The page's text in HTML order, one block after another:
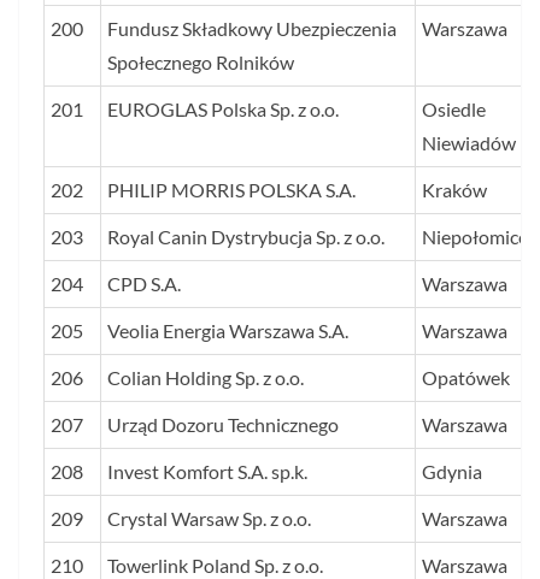
200
Fundusz Składkowy Ubezpieczenia
Społecznego Rolników
Warszawa
201 EUROGLAS Polska Sp. z o.o.
Osiedle
Niewiadów
202 PHILIP MORRIS POLSKA S.A. Kraków
203 Royal Canin Dystrybucja Sp. z o.o. Niepołomice
204 CPD S.A. Warszawa
205 Veolia Energia Warszawa S.A. Warszawa
206 Colian Holding Sp. z o.o. Opatówek
207 Urząd Dozoru Technicznego Warszawa
208 Invest Komfort S.A. sp.k. Gdynia
209 Crystal Warsaw Sp. z o.o. Warszawa
210 Towerlink Poland Sp. z o.o. Warszawa